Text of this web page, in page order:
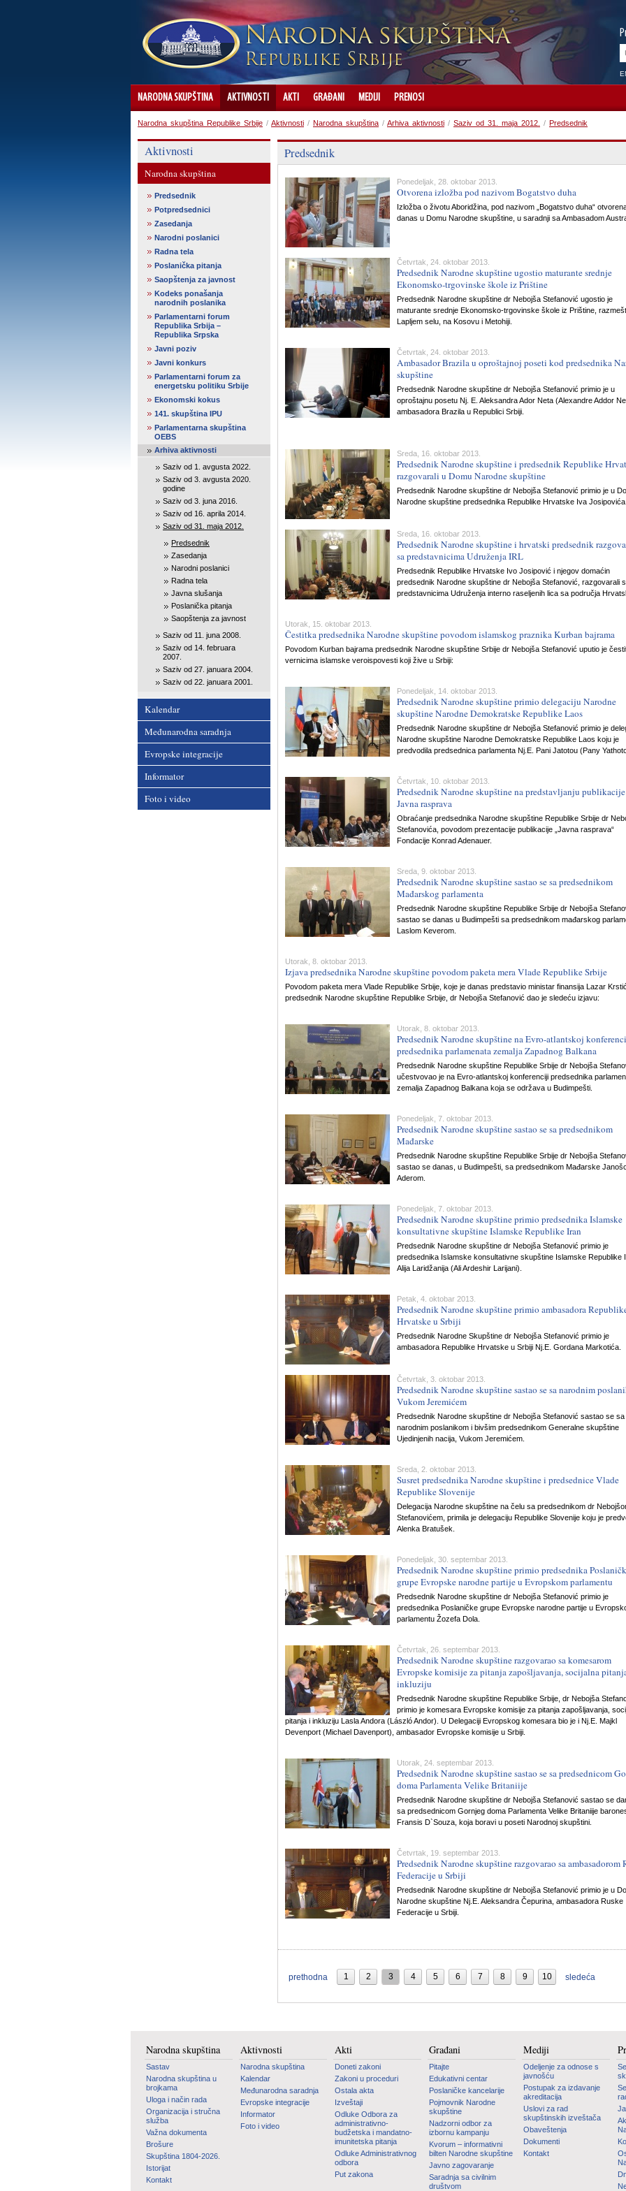
NARODNA SKUPŠTINA AKTIVNOSTI AKTI GRAĐANI MEDIJI PRENOSI
Narodna skupština Republike Srbije / Aktivnosti / Narodna skupština / Arhiva aktivnosti / Saziv od 31. maja 2012. / Predsednik
Aktivnosti
Narodna skupština
Predsednik
Potpredsednici
Zasedanja
Narodni poslanici
Radna tela
Poslanička pitanja
Saopštenja za javnost
Kodeks ponašanja
narodnih poslanika
Parlamentarni forum
Republika Srbija –
Republika Srpska
Javni poziv
Javni konkurs
Parlamentarni forum za
energetsku politiku Srbije
Ekonomski kokus
141. skupština IPU
Parlamentarna skupština
OEBS
Arhiva aktivnosti
Saziv od 1. avgusta 2022.
Saziv od 3. avgusta 2020.
godine
Saziv od 3. juna 2016.
Saziv od 16. aprila 2014.
Saziv od 31. maja 2012.
Predsednik
Zasedanja
Narodni poslanici
Radna tela
Javna slušanja
Poslanička pitanja
Saopštenja za javnost
Saziv od 11. juna 2008.
Saziv od 14. februara
2007.
Saziv od 27. januara 2004.
Saziv od 22. januara 2001.
Kalendar
Međunarodna saradnja
Evropske integracije
Informator
Foto i video
Predsednik
Ponedeljak, 28. oktobar 2013.
Otvorena izložba pod nazivom Bogatstvo duha
Izložba o životu Aboridžina, pod nazivom „Bogatstvo duha“
danas u Domu Narodne skupštine, u saradnji sa Ambasadom
Četvrtak, 24. oktobar 2013.
Predsednik Narodne skupštine ugostio maturante srednje
Ekonomsko-trgovinske škole iz Prištine
Predsednik Narodne skupštine dr Nebojša Stefanović ugostio je
maturante srednje Ekonomsko-trgovinske škole iz Prištine,
Lapljem selu, na Kosovu i Metohiji.
Četvrtak, 24. oktobar 2013.
Ambasador Brazila u oproštajnoj poseti kod predsednika
skupštine
Predsednik Narodne skupštine dr Nebojša Stefanović primio je u
oproštajnu posetu Nj. E. Aleksandra Ador Neta (Alexandre Addor
ambasadora Brazila u Republici Srbiji.
Sreda, 16. oktobar 2013.
Predsednik Narodne skupštine i predsednik Republike
razgovarali u Domu Narodne skupštine
Predsednik Narodne skupštine dr Nebojša Stefanović primio je u
Narodne skupštine predsednika Republike Hrvatske Iva Josipovića.
Sreda, 16. oktobar 2013.
Predsednik Narodne skupštine i hrvatski predsednik
sa predstavnicima Udruženja IRL
Predsednik Republike Hrvatske Ivo Josipović i njegov domaćin
predsednik Narodne skupštine dr Nebojša Stefanović, razgovarali
predstavnicima Udruženja interno raseljenih lica sa područja
Utorak, 15. oktobar 2013.
Čestitka predsednika Narodne skupštine povodom islamskog praznika Kurban bajrama
Povodom Kurban bajrama predsednik Narodne skupštine Srbije dr Nebojša Stefanović uputio je
vernicima islamske veroispovesti koji žive u Srbiji:
Ponedeljak, 14. oktobar 2013.
Predsednik Narodne skupštine primio delegaciju Narodne
skupštine Narodne Demokratske Republike Laos
Predsednik Narodne skupštine dr Nebojša Stefanović primio je
Narodne skupštine Narodne Demokratske Republike Laos koju je
predvodila predsednica parlamenta Nj.E. Pani Jatotou (Pany
Četvrtak, 10. oktobar 2013.
Predsednik Narodne skupštine na predstavljanju publikacije
Javna rasprava
Obraćanje predsednika Narodne skupštine Republike Srbije dr
Stefanovića, povodom prezentacije publikacije „Javna rasprava“
Fondacije Konrad Adenauer.
Sreda, 9. oktobar 2013.
Predsednik Narodne skupštine sastao se sa predsednikom
Mađarskog parlamenta
Predsednik Narodne skupštine Republike Srbije dr Nebojša
sastao se danas u Budimpešti sa predsednikom mađarskog
Laslom Keverom.
Utorak, 8. oktobar 2013.
Izjava predsednika Narodne skupštine povodom paketa mera Vlade Republike Srbije
Povodom paketa mera Vlade Republike Srbije, koje je danas predstavio ministar finansija Lazar Krstić,
predsednik Narodne skupštine Republike Srbije, dr Nebojša Stefanović dao je sledeću izjavu:
Utorak, 8. oktobar 2013.
Predsednik Narodne skupštine na Evro-atlantskoj
predsednika parlamenata zemalja Zapadnog Balkana
Predsednik Narodne skupštine Republike Srbije dr Nebojša
učestvovao je na Evro-atlantskoj konferenciji predsednika
zemalja Zapadnog Balkana koja se održava u Budimpešti.
Ponedeljak, 7. oktobar 2013.
Predsednik Narodne skupštine sastao se sa predsednikom
Mađarske
Predsednik Narodne skupštine Republike Srbije dr Nebojša
sastao se danas, u Budimpešti, sa predsednikom Mađarske
Aderom.
Ponedeljak, 7. oktobar 2013.
Predsednik Narodne skupštine primio predsednika Islamske
konsultativne skupštine Islamske Republike Iran
Predsednik Narodne skupštine dr Nebojša Stefanović primio je
predsednika Islamske konsultativne skupštine Islamske Republike
Alija Laridžanija (Ali Ardeshir Larijani).
Petak, 4. oktobar 2013.
Predsednik Narodne skupštine primio ambasadora
Hrvatske u Srbiji
Predsednik Narodne Skupštine dr Nebojša Stefanović primio je
ambasadora Republike Hrvatske u Srbiji Nj.E. Gordana Markotića.
Četvrtak, 3. oktobar 2013.
Predsednik Narodne skupštine sastao se sa narodnim
Vukom Jeremićem
Predsednik Narodne skupštine dr Nebojša Stefanović sastao se sa
narodnim poslanikom i bivšim predsednikom Generalne skupštine
Ujedinjenih nacija, Vukom Jeremićem.
Sreda, 2. oktobar 2013.
Susret predsednika Narodne skupštine i predsednice Vlade
Republike Slovenije
Delegacija Narodne skupštine na čelu sa predsednikom dr
Stefanovićem, primila je delegaciju Republike Slovenije koju je
Alenka Bratušek.
Ponedeljak, 30. septembar 2013.
Predsednik Narodne skupštine primio predsednika
grupe Evropske narodne partije u Evropskom parlamentu
Predsednik Narodne skupštine dr Nebojša Stefanović primio je
predsednika Poslaničke grupe Evropske narodne partije u
parlamentu Žozefa Dola.
Četvrtak, 26. septembar 2013.
Predsednik Narodne skupštine razgovarao sa komesarom
Evropske komisije za pitanja zapošljavanja, socijalna
inkluziju
Predsednik Narodne skupštine Republike Srbije, dr Nebojša
primio je komesara Evropske komisije za pitanja zapošljavanja,
pitanja i inkluziju Lasla Andora (László Andor). U Delegaciji Evropskog komesara bio je i Nj.E. Majkl
Devenport (Michael Davenport), ambasador Evropske komisije u Srbiji.
Utorak, 24. septembar 2013.
Predsednik Narodne skupštine sastao se sa predsednicom
doma Parlamenta Velike Britaniije
Predsednik Narodne skupštine dr Nebojša Stefanović sastao se
sa predsednicom Gornjeg doma Parlamenta Velike Britaniije
Fransis D`Souza, koja boravi u poseti Narodnoj skupštini.
Četvrtak, 19. septembar 2013.
Predsednik Narodne skupštine razgovarao sa ambasadorom
Federacije u Srbiji
Predsednik Narodne skupštine dr Nebojša Stefanović primio je u
Narodne skupštine Nj.E. Aleksandra Čepurina, ambasadora Ruske
Federacije u Srbiji.
prethodna 1 2 3 4 5 6 7 8 9 10 sledeća
Narodna skupština
Sastav
Narodna skupština u
brojkama
Uloga i način rada
Organizacija i stručna
služba
Važna dokumenta
Brošure
Skupština 1804-2026.
Istorijat
Kontakt
Aktivnosti
Narodna skupština
Kalendar
Međunarodna saradnja
Evropske integracije
Informator
Foto i video
Akti
Doneti zakoni
Zakoni u proceduri
Ostala akta
Izveštaji
Odluke Odbora za
administrativno-
budžetska i mandatno-
imunitetska pitanja
Odluke Administrativnog
odbora
Put zakona
Građani
Pitajte
Edukativni centar
Poslaničke kancelarije
Pojmovnik Narodne
skupštine
Nadzorni odbor za
izbornu kampanju
Kvorum – informativni
bilten Narodne skupštine
Javno zagovaranje
Saradnja sa civilnim
društvom
Mediji
Odeljenje za odnose s
javnošću
Postupak za izdavanje
akreditacija
Uslovi za rad
skupštinskih izveštača
Obaveštenja
Dokumenti
Kontakt